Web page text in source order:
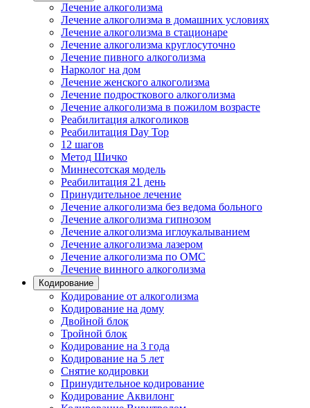
Лечение алкоголизма
Лечение алкоголизма в домашних условиях
Лечение алкоголизма в стационаре
Лечение алкоголизма круглосуточно
Лечение пивного алкоголизма
Нарколог на дом
Лечение женского алкоголизма
Лечение подросткового алкоголизма
Лечение алкоголизма в пожилом возрасте
Реабилитация алкоголиков
Реабилитация Day Top
12 шагов
Метод Шичко
Миннесотская модель
Реабилитация 21 день
Принудительное лечение
Лечение алкоголизма без ведома больного
Лечение алкоголизма гипнозом
Лечение алкоголизма иглоукалыванием
Лечение алкоголизма лазером
Лечение алкоголизма по ОМС
Лечение винного алкоголизма
Кодирование
Кодирование от алкоголизма
Кодирование на дому
Двойной блок
Тройной блок
Кодирование на 3 года
Кодирование на 5 лет
Снятие кодировки
Принудительное кодирование
Кодирование Аквилонг